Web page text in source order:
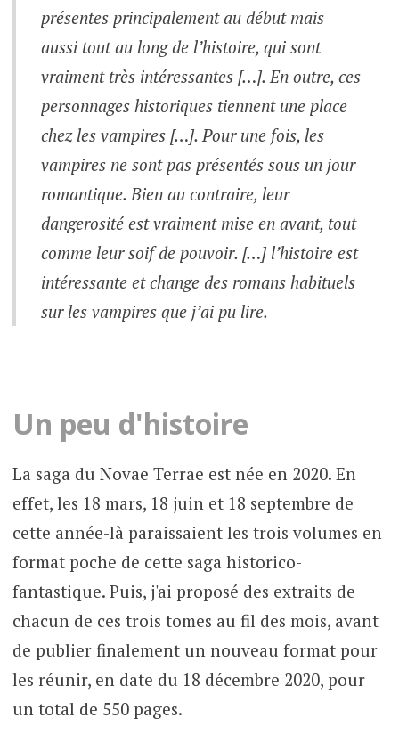
présentes principalement au début mais
aussi tout au long de l’histoire, qui sont
vraiment très intéressantes […]. En outre, ces
personnages historiques tiennent une place
chez les vampires […]. Pour une fois, les
vampires ne sont pas présentés sous un jour
romantique. Bien au contraire, leur
dangerosité est vraiment mise en avant, tout
comme leur soif de pouvoir. […] l’histoire est
intéressante et change des romans habituels
sur les vampires que j’ai pu lire.
Un peu d'histoire
La saga du Novae Terrae est née en 2020. En
effet, les 18 mars, 18 juin et 18 septembre de
cette année-là paraissaient les trois volumes en
format poche de cette saga historico-
fantastique. Puis, j'ai proposé des extraits de
chacun de ces trois tomes au fil des mois, avant
de publier finalement un nouveau format pour
les réunir, en date du 18 décembre 2020, pour
un total de 550 pages.